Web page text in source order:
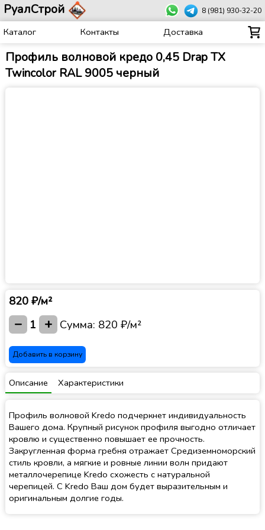
РуалСтрой 8 (981) 930-32-20
Каталог Контакты Доставка
Профиль волновой кредо 0,45 Drap ТХ
Twincolor RAL 9005 черный
820 ₽/м²
− 1 + Сумма: 820 ₽/м²
Добавить в корзину
Описание Характеристики
Профиль волновой Kredo подчеркнет индивидуальность
Вашего дома. Крупный рисунок профиля выгодно отличает
кровлю и существенно повышает ее прочность.
Закругленная форма гребня отражает Средиземноморский
стиль кровли, а мягкие и ровные линии волн придают
металлочерепице Kredo схожесть с натуральной
черепицей. С Kredo Ваш дом будет выразительным и
оригинальным долгие годы.